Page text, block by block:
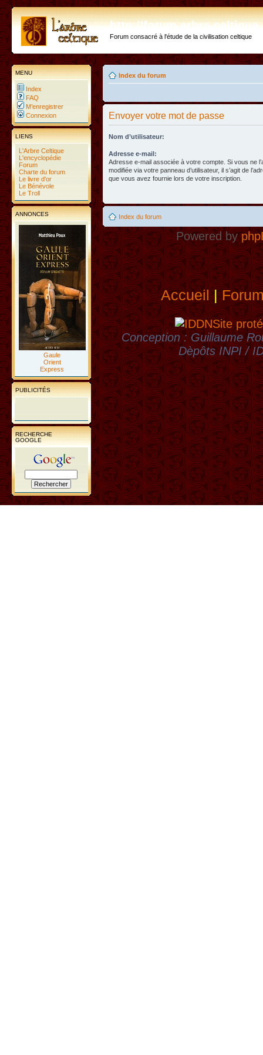
http://forum.arbre-
Forum consacré à l'étude de la civilisation celtique
MENU
Index
FAQ
M’enregistrer
Connexion
LIENS
L'Arbre Celtique
L'encyclopédie
Forum
Charte du forum
Le livre d'or
Le Bénévole
Le Troll
ANNONCES
Gaule
Orient
Express
PUBLICITÉS
RECHERCHE
GOOGLE
Index du forum
Envoyer votre mot de passe
Nom d’utilisateur:
Adresse e-mail:
Adresse e-mail associée à votre compte. Si vous ne
modifiée via votre panneau d’utilisateur, il s’agit de
que vous avez fournie lors de votre inscription.
Index du forum
Powered by
Accueil|
Site
Conception : Guillaume
Dèpôts INPI /